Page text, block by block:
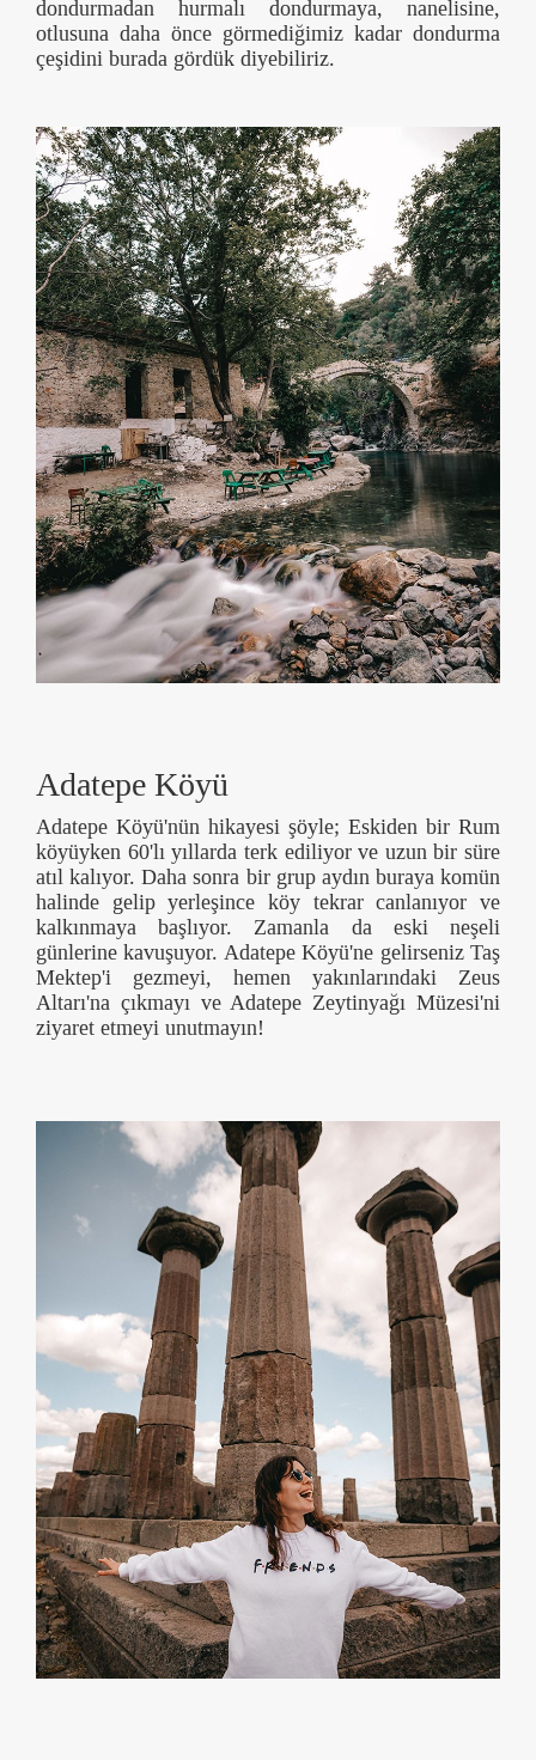
dondurmadan hurmalı dondurmaya, nanelisine,
otlusuna daha önce görmediğimiz kadar dondurma
çeşidini burada gördük diyebiliriz.
Adatepe Köyü
Adatepe Köyü'nün hikayesi şöyle; Eskiden bir Rum
köyüyken 60'lı yıllarda terk ediliyor ve uzun bir süre
atıl kalıyor. Daha sonra bir grup aydın buraya komün
halinde gelip yerleşince köy tekrar canlanıyor ve
kalkınmaya başlıyor. Zamanla da eski neşeli
günlerine kavuşuyor. Adatepe Köyü'ne gelirseniz Taş
Mektep'i gezmeyi, hemen yakınlarındaki Zeus
Altarı'na çıkmayı ve Adatepe Zeytinyağı Müzesi'ni
ziyaret etmeyi unutmayın!